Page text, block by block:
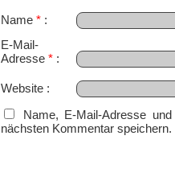
Name *
E-Mail-
Adresse *
Website
Name, E-Mail-Adresse
nächsten Kommentar speichern.